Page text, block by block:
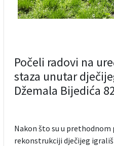
Počeli radovi na
staza unutar
Džemala Bijedića
Nakon što su u prethodnom
rekonstrukciji dječijeg